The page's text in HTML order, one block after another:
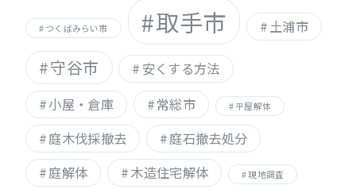
つくばみらい市 取手市 土浦市
守谷市
安くする方法
小屋・倉庫
常総市 平屋解体
庭木伐採撤去
庭石撤去処分
庭解体
木造住宅解体 現地調査